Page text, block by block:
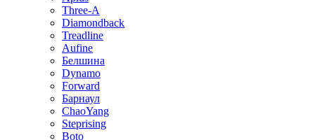
Three-A
Diamondback
Treadline
Aufine
Белшина
Dynamo
Forward
Барнаул
ChaoYang
Steprising
Boto